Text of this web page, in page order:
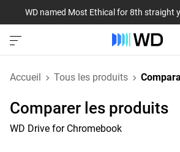
WD named Most Ethical for 8th straight
Accueil Tous les produits
Comparer les produits
WD Drive for Chromebook